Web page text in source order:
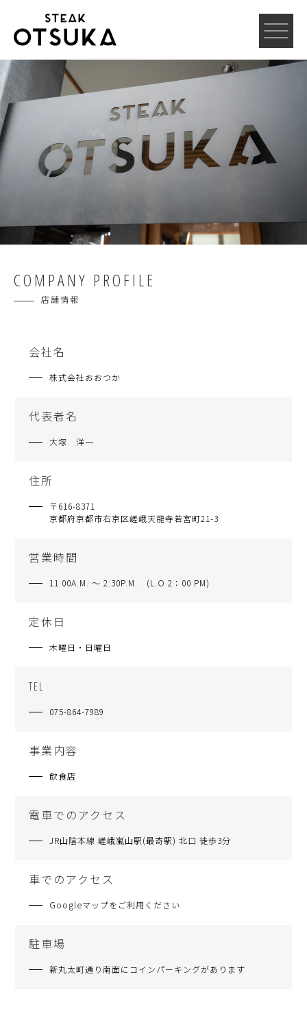
COMPANY PROFILE
店舗情報
会社名
株式会社おおつか
代表者名
大塚 洋一
住所
〒616-8371
京都府京都市右京区嵯峨天龍寺若宮町21-3
営業時間
11:00A.M. ～ 2:30P.M. (L.O 2：00 PM)
定休日
木曜日・日曜日
TEL
075-864-7989
事業内容
飲食店
電車でのアクセス
JR山陰本線 嵯峨嵐山駅(最寄駅) 北口 徒歩3分
車でのアクセス
Googleマップをご利用ください
駐車場
新丸太町通り南面にコインパーキングがあります